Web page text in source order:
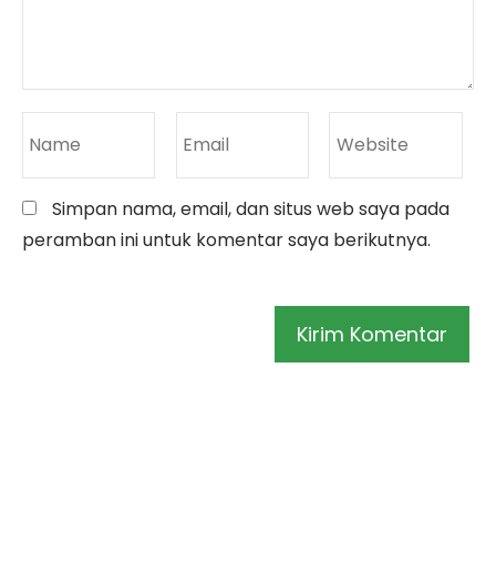
Simpan nama, email, dan situs web saya pada
peramban ini untuk komentar saya berikutnya.